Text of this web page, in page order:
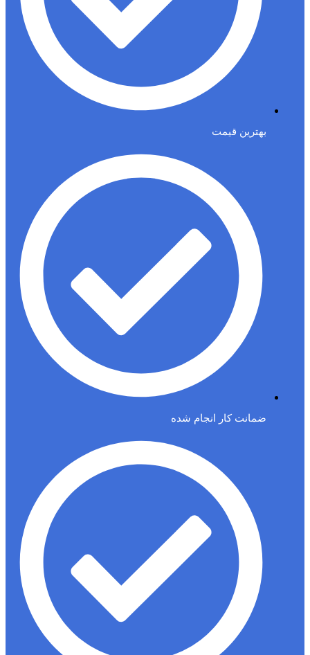
بهترین قیمت
ضمانت کار انجام شده